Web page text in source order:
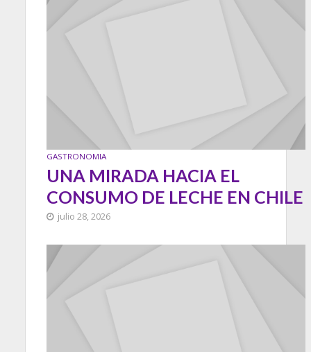
GASTRONOMIA
UNA MIRADA HACIA EL
CONSUMO DE LECHE EN CHILE
julio 28, 2026